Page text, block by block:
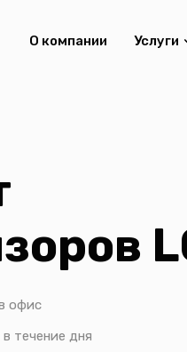
О компании Услуги
офис
течение дня